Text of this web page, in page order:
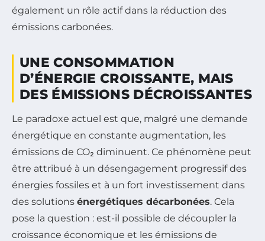
également un rôle actif dans la réduction des
émissions carbonées.
UNE CONSOMMATION
D’ÉNERGIE CROISSANTE, MAIS
DES ÉMISSIONS DÉCROISSANTES
Le paradoxe actuel est que, malgré une demande
énergétique en constante augmentation, les
émissions de CO₂ diminuent. Ce phénomène peut
être attribué à un désengagement progressif des
énergies fossiles et à un fort investissement dans
des solutions énergétiques décarbonées. Cela
pose la question : est-il possible de découpler la
croissance économique et les émissions de